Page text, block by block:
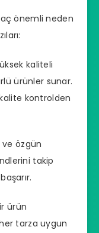
önemli neden
kaliteli
ürünler sunar.
kontrolden
ve özgün
takip
ürün
tarza uygun